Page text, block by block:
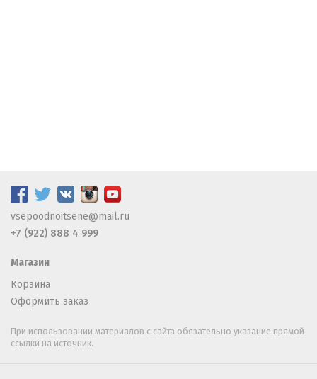
vsepoodnoitsene@mail.ru
+7 (922) 888 4 999
Магазин
Корзина
Оформить заказ
При использовании материалов с сайта обязательно указание прямой
ссылки на источник.